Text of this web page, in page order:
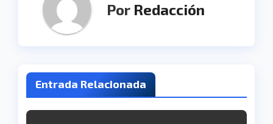
Por Redacción
Entrada Relacionada